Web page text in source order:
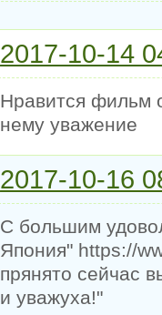
2017-10-14
Нравится фильм
нему уважение
2017-10-16
С большим
Япония" https://
прянято сейчас
и уважуха!"